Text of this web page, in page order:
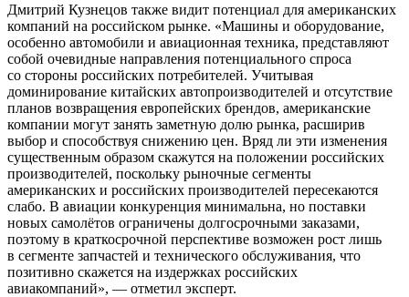
Дмитрий Кузнецов также видит потенциал для американских
компаний на российском рынке. «Машины и оборудование,
особенно автомобили и авиационная техника, представляют
собой очевидные направления потенциального спроса
со стороны российских потребителей. Учитывая
доминирование китайских автопроизводителей и отсутствие
планов возвращения европейских брендов, американские
компании могут занять заметную долю рынка, расширив
выбор и способствуя снижению цен. Вряд ли эти изменения
существенным образом скажутся на положении российских
производителей, поскольку рыночные сегменты
американских и российских производителей пересекаются
слабо. В авиации конкуренция минимальна, но поставки
новых самолётов ограничены долгосрочными заказами,
поэтому в краткосрочной перспективе возможен рост лишь
в сегменте запчастей и технического обслуживания, что
позитивно скажется на издержках российских
авиакомпаний», — отметил эксперт.